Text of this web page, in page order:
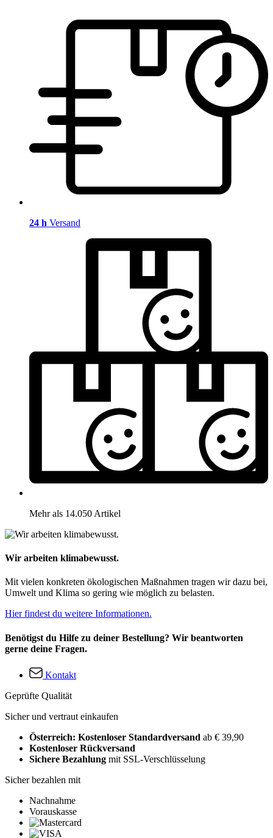
24 h Versand
Mehr als 14.050 Artikel
Wir arbeiten klimabewusst.
Mit vielen konkreten ökologischen Maßnahmen tragen wir dazu bei,
Umwelt und Klima so gering wie möglich zu belasten.
Hier findest du weitere Informationen.
Benötigst du Hilfe zu deiner Bestellung? Wir beantworten
gerne deine Fragen.
Kontakt
Geprüfte Qualität
Sicher und vertraut einkaufen
Österreich: Kostenloser Standardversand ab € 39,90
Kostenloser Rückversand
Sichere Bezahlung mit SSL-Verschlüsselung
Sicher bezahlen mit
Nachnahme
Vorauskasse